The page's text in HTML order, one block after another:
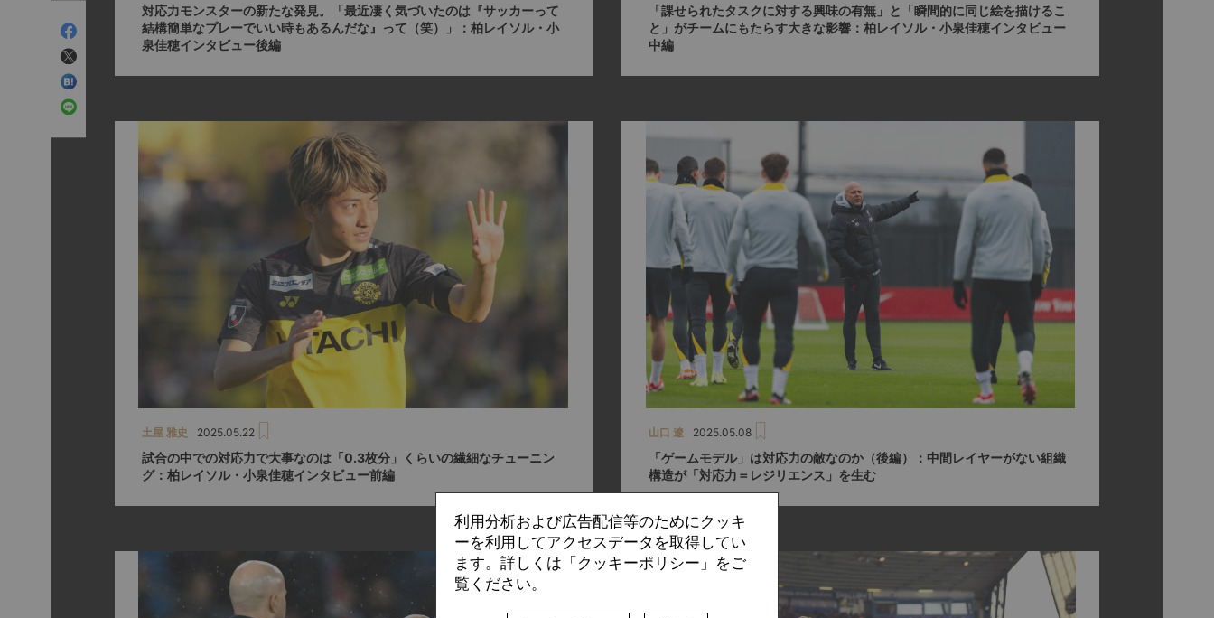
対応力モンスターの新たな発見。「最近凄く気づいたのは『サッカーって
結構簡単なプレーでいい時もあるんだな』って（笑）」：柏レイソル・小
泉佳穂インタビュー後編
「課せられたタスクに対する興味の有無」と「瞬間的に同じ絵を描けるこ
と」がチームにもたらす大きな影響：柏レイソル・小泉佳穂インタビュー
中編
土屋 雅史 2025.05.22
試合の中での対応力で大事なのは「0.3枚分」くらいの繊細なチューニン
グ：柏レイソル・小泉佳穂インタビュー前編
山口 遼 2025.05.08
「ゲームモデル」は対応力の敵なのか（後編）：中間レイヤーがない組織
構造が「対応力＝レジリエンス」を生む
利用分析および広告配信等のためにクッキ
ーを利用してアクセスデータを取得してい
ます。詳しくは「クッキーポリシー」をご
覧ください。